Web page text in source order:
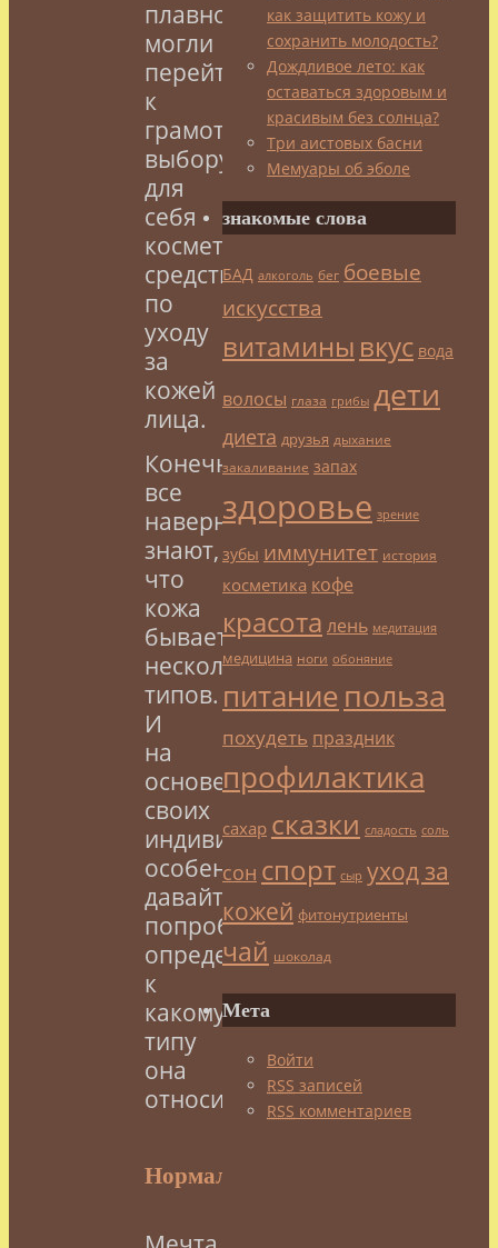
плавно
могли
перейти
к
грамотному
выбору
для
себя
косметических
средств
по
уходу
за
кожей
лица.
Конечно,
все
наверняка
знают,
что
кожа
бывает
нескольких
типов.
И
на
основе
своих
индивидуальных
особенностей
давайте
попробуем
определить,
к
какому
типу
она
относится.
Нормальная
как защитить кожу и
сохранить молодость?
Дождливое лето: как
оставаться здоровым и
красивым без солнца?
Три аистовых басни
Мемуары об эболе
знакомые слова
БАД алкоголь бег боевые
искусства
витамины вкус вода
волосы глаза грибы дети
диета друзья дыхание
закаливание запах
здоровье зрение
зубы иммунитет история
косметика кофе
красота лень медитация
медицина ноги обоняние
питание польза
похудеть праздник
профилактика
сахар сказки сладость соль
сон спорт сыр уход за
кожей фитонутриенты
чай шоколад
Мета
Войти
RSS записей
RSS комментариев